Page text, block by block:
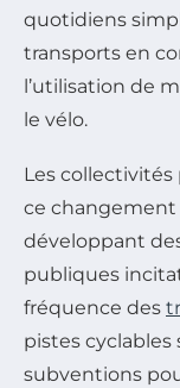
quotidiens
transports en
l’utilisation de
le vélo.
Les
ce
développant
publiques
fréquence des
pistes cyclables
subventions